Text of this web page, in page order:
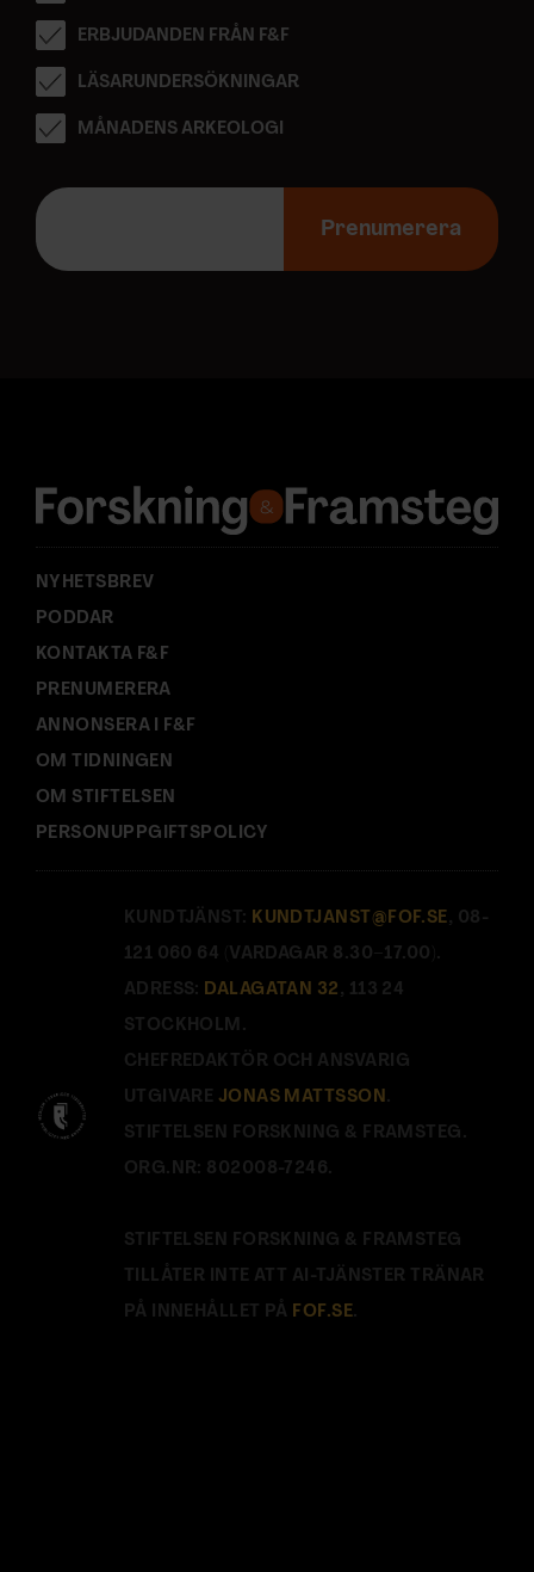
ERBJUDANDEN FRÅN F&F
LÄSARUNDERSÖKNINGAR
MÅNADENS ARKEOLOGI
E
p
s
:
Prenumerera
NYHETSBREV
PODDAR
KONTAKTA F&F
PRENUMERERA
ANNONSERA I F&F
OM TIDNINGEN
OM STIFTELSEN
PERSONUPPGIFTSPOLICY
KUNDTJÄNST: KUNDTJANST@FOF.SE , 08-
121 060 64 (VARDAGAR 8.30–17.00).
ADRESS: DALAGATAN 32 , 113 24
STOCKHOLM.
CHEFREDAKTÖR OCH ANSVARIG
UTGIVARE JONAS MATTSSON .
STIFTELSEN FORSKNING & FRAMSTEG.
ORG.NR: 802008-7246.
STIFTELSEN FORSKNING & FRAMSTEG
TILLÅTER INTE ATT AI-TJÄNSTER TRÄNAR
PÅ INNEHÅLLET PÅ FOF.SE.